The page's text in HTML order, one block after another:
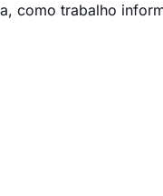
como trabalho